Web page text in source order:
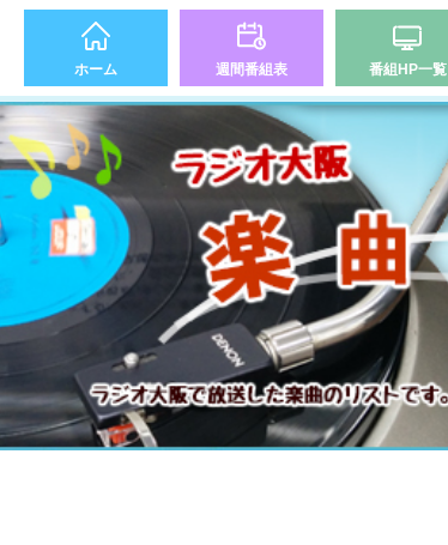
ホーム 週間番組表 番組HP一覧